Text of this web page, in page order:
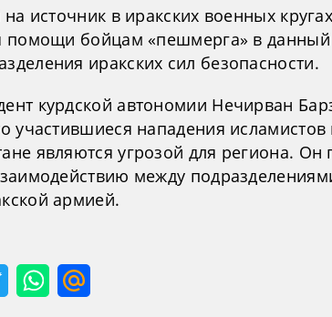
источник в иракских военных
помощи бойцам «пешмерга» в
иракских сил безопасности.
курдской автономии Нечирван
участившиеся нападения исламистов
являются угрозой для региона. Он
между
армией.